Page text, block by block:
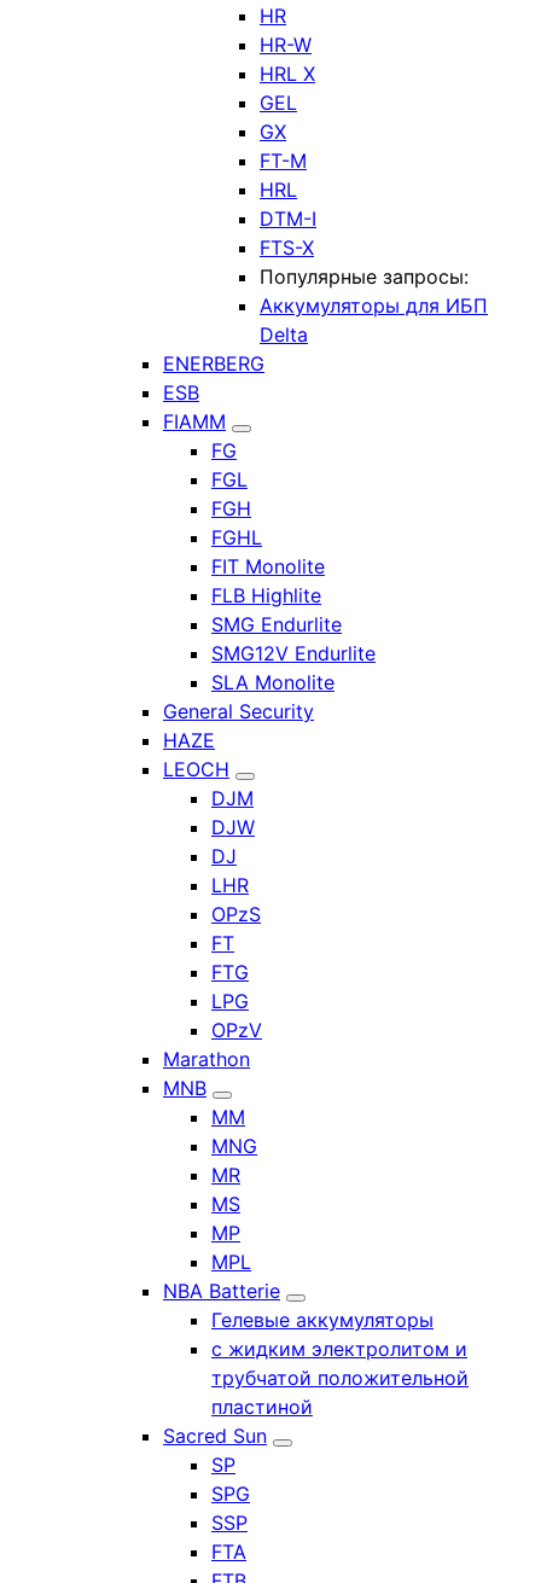
HR
HR-W
HRL X
GEL
GX
FT-M
HRL
DTM-I
FTS-X
Популярные запросы:
Аккумуляторы для ИБП
Delta
ENERBERG
ESB
FIAMM
FG
FGL
FGH
FGHL
FIT Monolite
FLB Highlite
SMG Endurlite
SMG12V Endurlite
SLA Monolite
General Security
HAZE
LEOCH
DJM
DJW
DJ
LHR
OPzS
FT
FTG
LPG
OPzV
Marathon
MNB
MM
MNG
MR
MS
MP
MPL
NBA Batterie
Гелевые аккумуляторы
с жидким электролитом и
трубчатой положительной
пластиной
Sacred Sun
SP
SPG
SSP
FTA